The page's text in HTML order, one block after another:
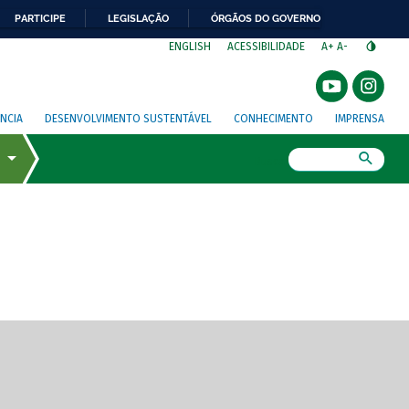
PARTICIPE LEGISLAÇÃO ÓRGÃOS DO GOVERNO
ENGLISH ACESSIBILIDADE A+ A-
DESENVOLVIMENTO SUSTENTÁVEL CONHECIMENTO IMPRENSA
de tela